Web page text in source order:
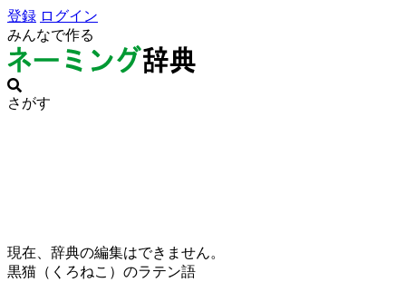
登録 ログイン
みんなで作る
さがす
現在、辞典の編集はできません。
黒猫（くろねこ）のラテン語